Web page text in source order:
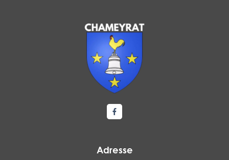
Lien vers le compte Facebook
Adresse